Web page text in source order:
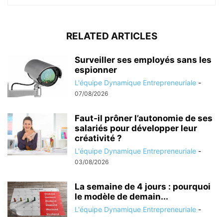
RELATED ARTICLES
Surveiller ses employés sans les
espionner
L'équipe Dynamique Entrepreneuriale -
07/08/2026
Faut-il prôner l’autonomie de ses
salariés pour développer leur
créativité ?
L'équipe Dynamique Entrepreneuriale -
03/08/2026
La semaine de 4 jours : pourquoi
le modèle de demain...
L'équipe Dynamique Entrepreneuriale -